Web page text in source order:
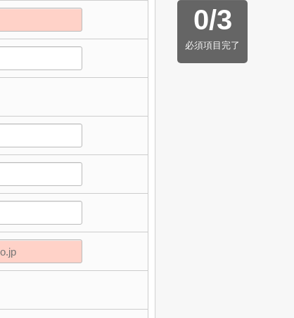
0/3
必須項目完了